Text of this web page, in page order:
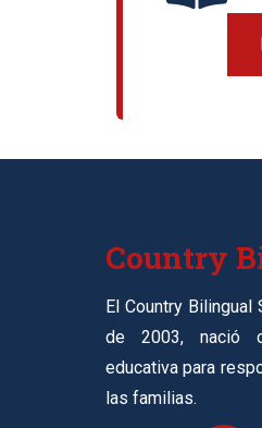
Country
El Country
de 2003, nació
educativa para
las familias.